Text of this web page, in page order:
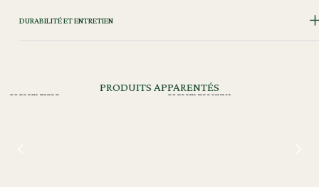
DURABILITÉ ET ENTRETIEN
PRODUITS APPARENTÉS
Coussin Essentiel